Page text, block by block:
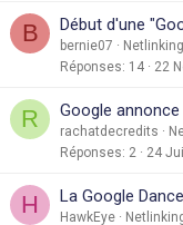
B Début d'une
bernie07
Réponses 14 22
R Google annonce
rachatdecredits
Réponses 2 24
H La Google
HawkEye